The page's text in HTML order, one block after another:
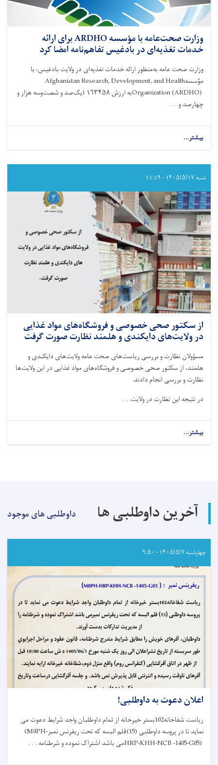
وسایل
تشخیصی
به
ریاست
صحت‌عامه
ولایت
بغلان
کمک
کرد
وزارت صحت‌عامه با مؤسسه ARDHO برای ارائه
خدمات تغذیه‌ای در بادغیس تفاهم‌نامه امضا کرد
وزارت صحت عامه به‌منظور ارائه خدمات تغذیه‌ای در ولایت بادغیس، با
مؤسسهAfghanistan Research, Development, and Health
Organization (ARDHO)
به ارزش ۱۶۳۴۵۸ (یک‌صد و شصت‌وسه هزار و
چهارصد و. . .
بیشتر...
وزارت
با
مؤسسه
برای
ارائه
خدمات
در
بادغیس
تفاهم‌نامه
امضا
کرد
شنبه ۱۴۰۵/۵/۱۷ - ۱۱:۱۹
از سکتور صحی خصوصی و فروشگاه‌های مواد غذایی
در ولایت‌های دایکندی و هلمند نظارت صورت گرفت
مسؤولان نظارت و بررسی ریاست‌های صحت عامه ولایت‌های دایکندی و
هلمند، از سکتور صحی خصوصی و فروشگاه‌های مواد غذایی در این ولایت‌ها
نظارت و بررسی انجام دادند.
در نتیجه این نظارت در ولایت. . .
بیشتر...
از
غذایی
در
دایکندی
و
نظارت
صورت
گرفت
آخرین داوطلبی ها داوطلبی های موجود
چهارشنبه ۱۴۰۵/۵/۷ - ۹:۵۰
اعلان دعوت به داوطلبی!
ریاست شفاخانه102بستر خیرخانه از تمام داوطلبان واجد شرایط دعوت می
نماید تا در پروسه داوطلبی (15)قلم البسه که تحت ریفرنس نمبر
(M0PH-
HRP-KHH-NCB -1405-G05)می باشد اشتراک نموده و شرطنامه . . .